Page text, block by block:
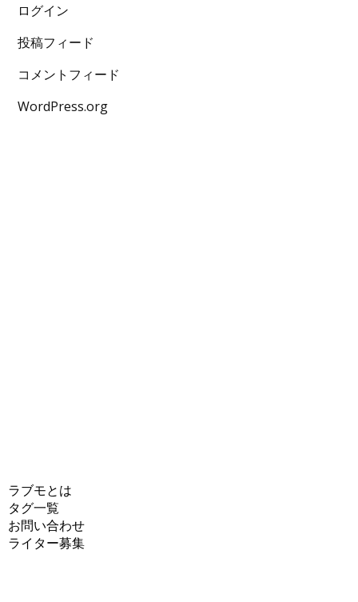
ログイン
投稿フィード
コメントフィード
WordPress.org
ラブモとは
タグ一覧
お問い合わせ
ライター募集